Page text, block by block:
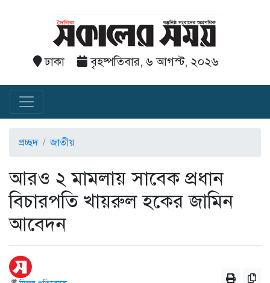
ঢাকা বৃহষ্পতিবার, ৬ আগস্ট, ২০২৬
প্রচ্ছদ জাতীয়
আরও ২ মামলায় সাবেক প্রধান
বিচারপতি খায়রুল হকের জামিন
আবেদন